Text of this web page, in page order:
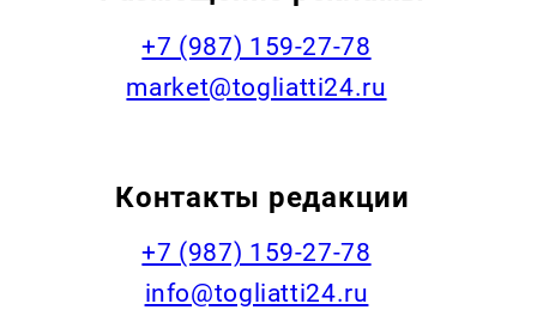
+7 (987) 159-27-78
market@togliatti24.ru
Контакты редакции
+7 (987) 159-27-78
info@togliatti24.ru